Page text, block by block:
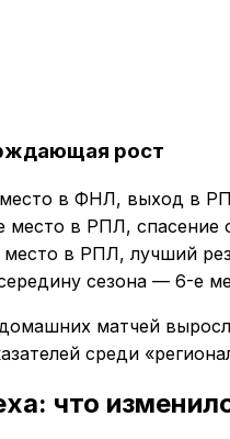
рост
в ФНЛ, выход в
место в РПЛ, спасение
в РПЛ, лучший
сезона — 6-е
матчей
среди
что